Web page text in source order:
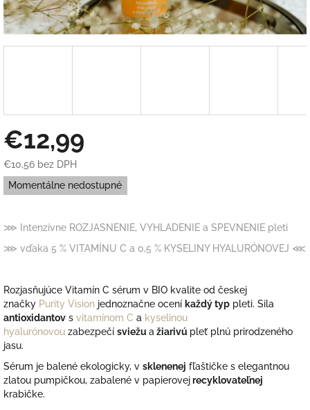
€12,99
€10,56 bez DPH
Jednotková
cena:
Momentálne nedostupné
⋙
Intenzívne ROZJASNENIE, VYHLADENIE a SPEVNENIE pleti
⋙ vďaka 5 % VITAMÍNU C a 0,5 % KYSELINY HYALURÓNOVEJ ⋘
Rozjasňujúce Vitamín C sérum v BIO kvalite od českej
značky Purity Vision jednoznačne ocení každý typ pleti. Sila
antioxidantov s vitamínom C a kyselinou
hyalurónovou zabezpečí sviežu ažiarivú pleť plnú prirodzeného
jasu.
Sérum je balené ekologicky, v sklenenej fľaštičke s elegantnou
zlatou pumpičkou, zabalené v papierovejrecyklovateľnej
krabičke.